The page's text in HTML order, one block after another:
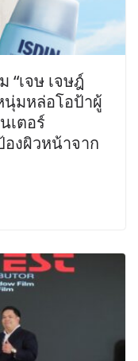
“เจษ เจษฎ์
นุ่มหล่อโอป้าผู้
เตอร์
องผิวหน้าจาก